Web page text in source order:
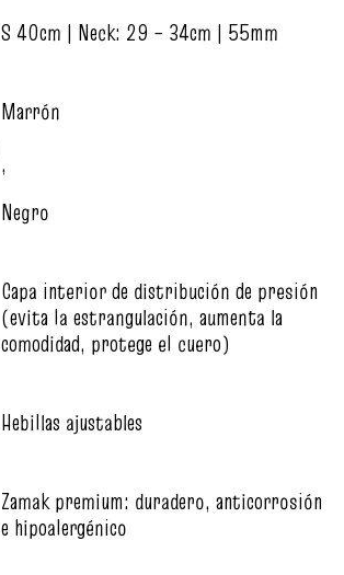
S 40cm | Neck: 29 – 34cm | 55mm
Marrón
,
Negro
Capa interior de distribución de presión
(evita la estrangulación, aumenta la
comodidad, protege el cuero)
Hebillas ajustables
Zamak premium: duradero, anticorrosión
e hipoalergénico